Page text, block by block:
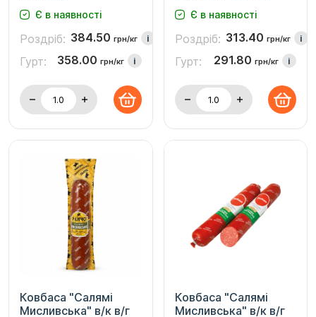
Є в наявності
Роздріб: 384.50 грн/кг i
Гурт: 358.00 грн/кг i
Є в наявності
Роздріб: 313.40 грн/кг i
Гурт: 291.80 грн/кг i
Ковбаса "Салямі
Мисливська" в/к в/г
Ковбаса "Салямі
Мисливська" в/к в/г